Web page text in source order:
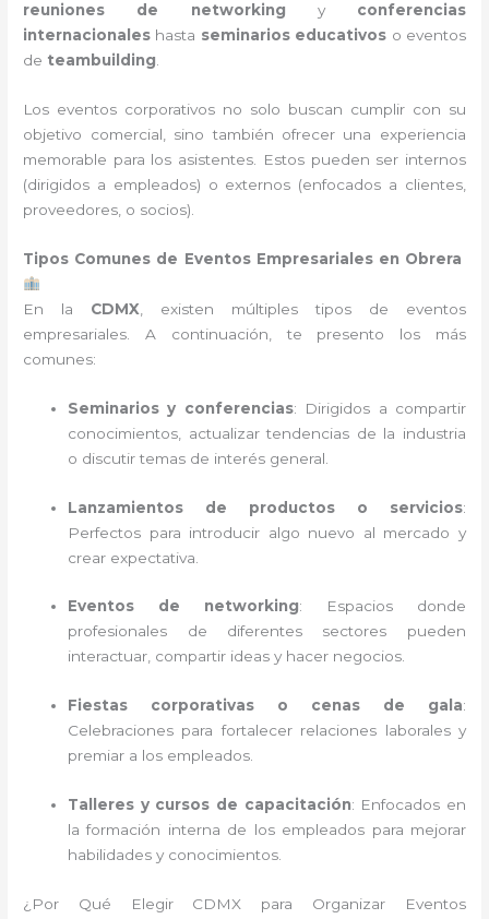
reuniones de networking y conferencias
internacionales hasta seminarios educativos o eventos
de teambuilding
Los eventos corporativos no solo buscan cumplir con su
objetivo comercial, sino también ofrecer una experiencia
memorable para los asistentes. Estos pueden ser internos
(dirigidos a empleados) o externos (enfocados a clientes,
proveedores, o socios).
Tipos Comunes de Eventos Empresariales en Obrera
En la CDMX , existen múltiples tipos de eventos
empresariales. A continuación, te presento los más
comunes:
Seminarios y conferencias: Dirigidos a compartir
conocimientos, actualizar tendencias de la industria
o discutir temas de interés general.
Lanzamientos de productos o servicios:
Perfectos para introducir algo nuevo al mercado y
crear expectativa.
Eventos de networking: Espacios donde
profesionales de diferentes sectores pueden
interactuar, compartir ideas y hacer negocios.
Fiestas corporativas o cenas de gala:
Celebraciones para fortalecer relaciones laborales y
premiar a los empleados.
Talleres y cursos de capacitación: Enfocados en
la formación interna de los empleados para mejorar
habilidades y conocimientos.
¿Por Qué Elegir CDMX para Organizar Eventos